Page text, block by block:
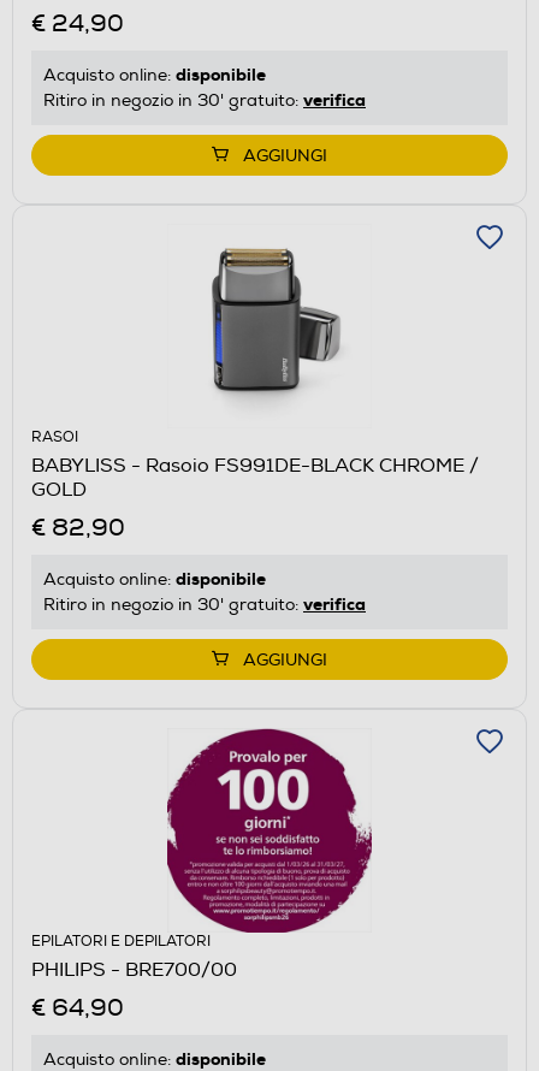
€ 24,90
Acquisto online: disponibile
Ritiro in negozio in 30' gratuito: verifica
AGGIUNGI
RASOI
BABYLISS - Rasoio FS991DE-BLACK CHROME /
GOLD
€ 82,90
Acquisto online: disponibile
Ritiro in negozio in 30' gratuito: verifica
AGGIUNGI
EPILATORI E DEPILATORI
PHILIPS - BRE700/00
€ 64,90
Acquisto online: disponibile